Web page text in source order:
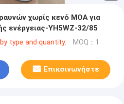
χωρίς κενό MOA για
ενέργειας-YH5WZ-32/85
type and quantity. MOQ：1
Επικοινωνήστε